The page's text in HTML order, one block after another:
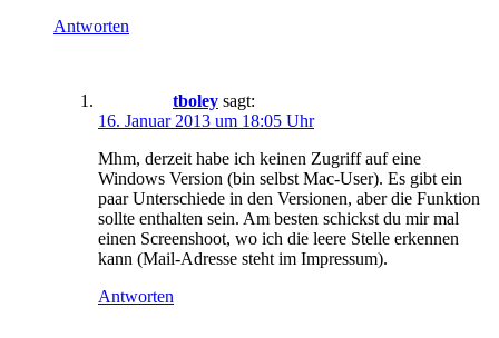
Antworten
tboley sagt:
16. Januar 2013 um 18:05 Uhr
Mhm, derzeit habe ich keinen Zugriff auf eine
Windows Version (bin selbst Mac-User). Es gibt ein
paar Unterschiede in den Versionen, aber die Funktion
sollte enthalten sein. Am besten schickst du mir mal
einen Screenshoot, wo ich die leere Stelle erkennen
kann (Mail-Adresse steht im Impressum).
Antworten